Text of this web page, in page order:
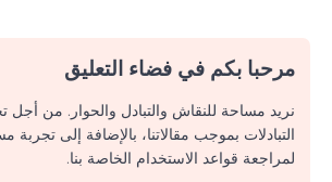
مرحبا بكم في فضاء التعليق
نريد مساحة للنقاش والتبادل والحوار. من أجل
التبادلات بموجب مقالاتنا، بالإضافة إلى
لمراجعة قواعد الاستخدام الخاصة بنا.